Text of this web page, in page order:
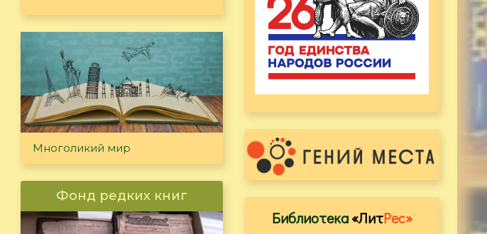
Многоликий мир
Фонд редких книг
Библиотека«ЛитРес»